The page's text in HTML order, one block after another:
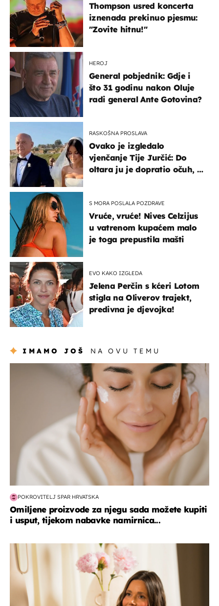
Thompson usred koncerta
iznenada prekinuo pjesmu:
"Zovite hitnu!"
HEROJ
General pobjednik: Gdje i
što 31 godinu nakon Oluje
radi general Ante Gotovina?
RASKOŠNA PROSLAVA
Ovako je izgledalo
vjenčanje Tije Jurčić: Do
oltara ju je dopratio očuh, a
S MORA POSLALA POZDRAVE
Vruće, vruće! Nives Celzijus
u vatrenom kupaćem malo
je toga prepustila mašti
EVO KAKO IZGLEDA
Jelena Perčin s kćeri Lotom
stigla na Oliverov trajekt,
predivna je djevojka!
IMAMO JOŠ NA OVU TEMU
moda & ljepota
POKROVITELJ SPAR HRVATSKA
Omiljene proizvode za njegu sada možete kupiti
i usput, tijekom nabavke namirnica...
moda & ljepota